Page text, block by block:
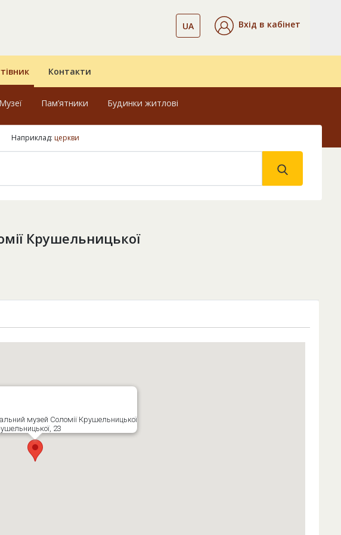
UA Вхід в кабінет
Контакти
Музеї Пам’ятники Будинки житлові
Наприклад: церкви
Крушельницької
музей Соломії Крушельницької
23